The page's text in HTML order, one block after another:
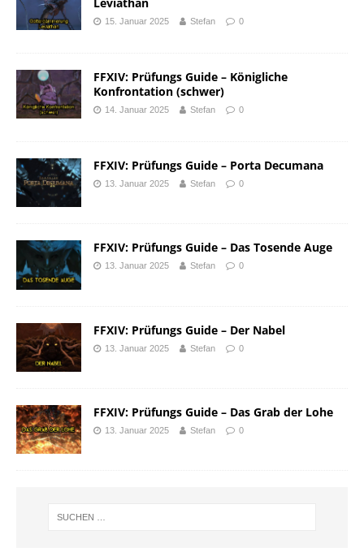
Leviathan
15. Januar 2025 Stefan 0
FFXIV: Prüfungs Guide – Königliche
Konfrontation (schwer)
14. Januar 2025 Stefan 0
FFXIV: Prüfungs Guide – Porta Decumana
13. Januar 2025 Stefan 0
FFXIV: Prüfungs Guide – Das Tosende Auge
13. Januar 2025 Stefan 0
FFXIV: Prüfungs Guide – Der Nabel
13. Januar 2025 Stefan 0
FFXIV: Prüfungs Guide – Das Grab der Lohe
13. Januar 2025 Stefan 0